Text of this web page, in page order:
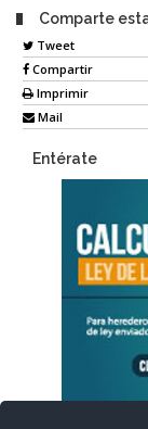
Comparte
Tweet
Compartir
Imprimir
Mail
Entérate